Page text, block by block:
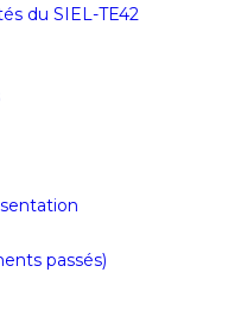
du SIEL-TE42
passés)